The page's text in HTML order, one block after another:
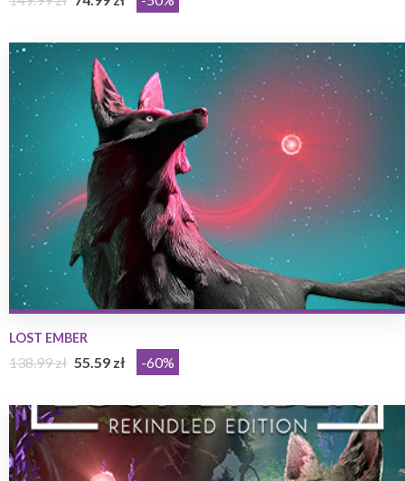
LOST EMBER
138.99 zł 55.59 zł -60%